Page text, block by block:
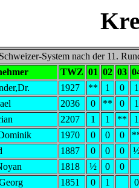
System nach der 11.
TWZ 01 02 03
1927 ** 1 0
1
2036 0 ** 0
1
2207 1 1 **
1
1970 0 0 0
1887 0 0 0
1818 ½ 0
0
1851 0 1
0